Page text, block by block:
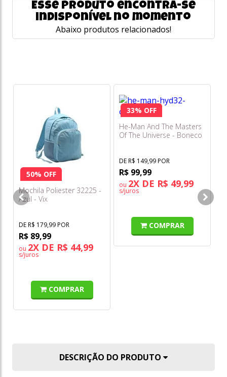
Esse produto encontra-se
indisponível no momento
Abaixo produtos relacionados!
50% OFF
Mochila Poliester 32225 -
Azul - Vix
DE R$ 179,99 POR
R$ 89,99
ou 2X DE R$ 44,99
s/juros
COMPRAR
33% OFF
He-Man And The Masters
Of The Universe - Boneco
DE R$ 149,99 POR
R$ 99,99
ou 2X DE R$ 49,99
s/juros
COMPRAR
DESCRIÇÃO DO PRODUTO